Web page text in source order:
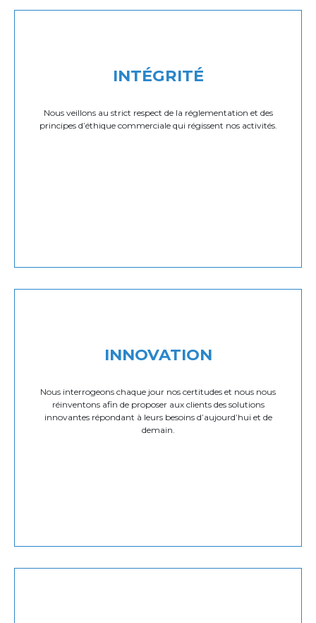
INTÉGRITÉ
Nous veillons au strict respect de la réglementation et des
principes d’éthique commerciale qui régissent nos activités.
INNOVATION
Nous interrogeons chaque jour nos certitudes et nous nous
réinventons afin de proposer aux clients des solutions
innovantes répondant à leurs besoins d’aujourd’hui et de
demain.